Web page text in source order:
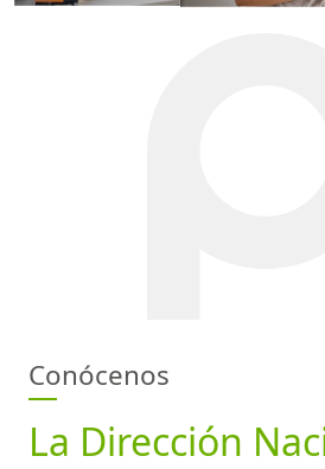
Conócenos
La Dirección